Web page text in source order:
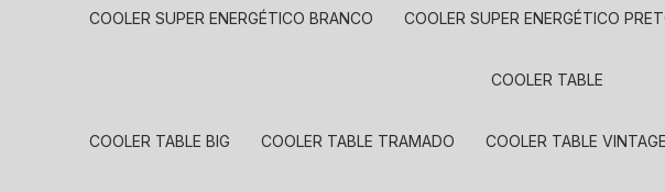
COOLER SUPER ENERGÉTICO BRANCO COOLER SUPER ENERGÉTICO
COOLER TABLE
COOLER TABLE BIG COOLER TABLE TRAMADO COOLER TABLE